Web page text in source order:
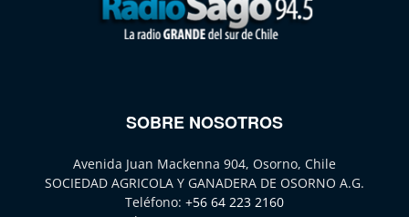
SOBRE NOSOTROS
Avenida Juan Mackenna 904, Osorno, Chile
SOCIEDAD AGRICOLA Y GANADERA DE OSORNO A.G.
Teléfono: +56 64 223 2160